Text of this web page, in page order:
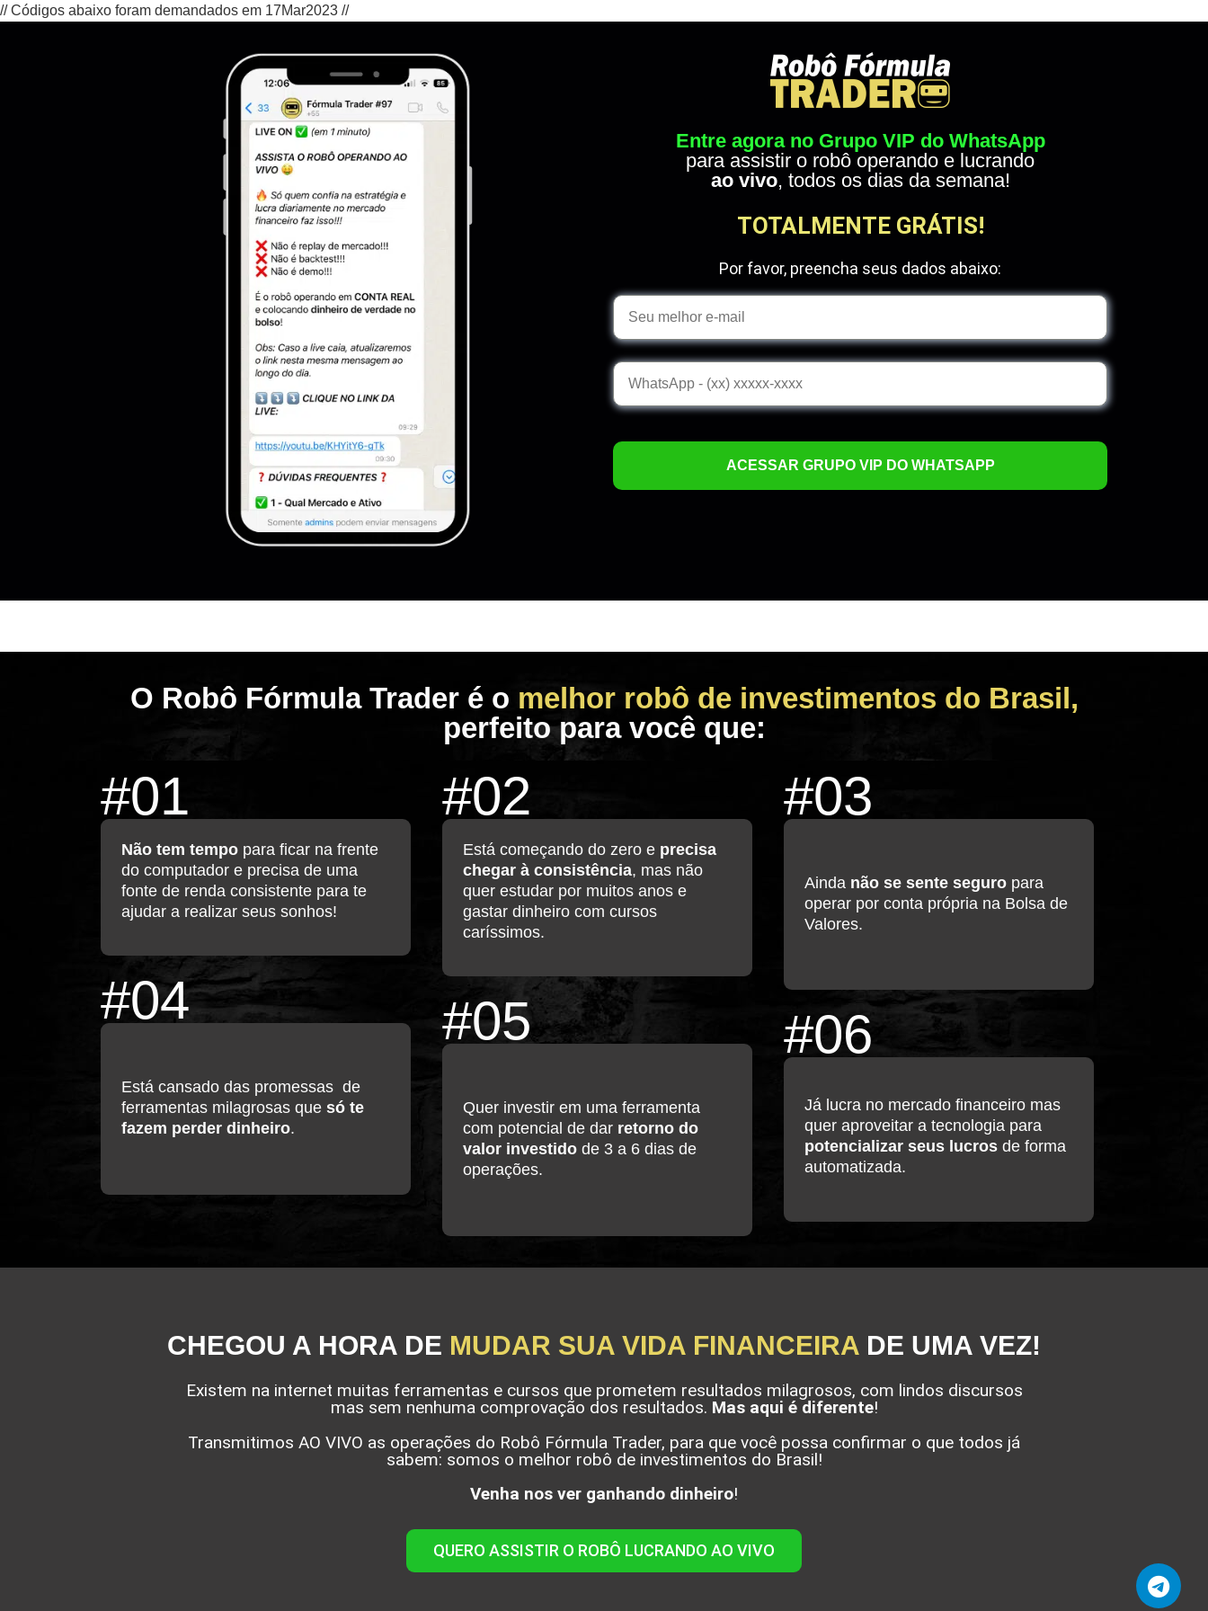
// Códigos abaixo foram demandados em 17Mar2023 //
Entre agora no Grupo VIP do WhatsApp
para assistir o robô operando e lucrando
ao vivo, todos os dias da semana!
TOTALMENTE GRÁTIS!
Por favor, preencha seus dados abaixo:
O Robô Fórmula Trader é o melhor robô de investimentos do Brasil,
perfeito para você que:
#01
Não tem tempo para ficar na frente
do computador e precisa de uma
fonte de renda consistente para te
ajudar a realizar seus sonhos!
#04
Está cansado das promessas de
ferramentas milagrosas que só te
fazem perder dinheiro.
#02
Está começando do zero e precisa
chegar à consistência, mas não
quer estudar por muitos anos e
gastar dinheiro com cursos
caríssimos.
#05
Quer investir em uma ferramenta
com potencial de dar retorno do
valor investidode 3 a 6 dias de
operações.
#03
Ainda não se sente seguropara
operar por conta própria na Bolsa de
Valores.
#06
Já lucra no mercado financeiro mas
quer aproveitar a tecnologia para
potencializar seus lucrosde forma
automatizada.
CHEGOU A HORA DE MUDAR SUA VIDA FINANCEIRA DE UMA VEZ!
Existem na internet muitas ferramentas e cursos que prometem resultados milagrosos, com lindos discursos
mas sem nenhuma comprovação dos resultados. Mas aqui é diferente!
Transmitimos AO VIVO as operações do Robô Fórmula Trader, para que você possa confirmar o que todos já
sabem: somos o melhor robô de investimentos do Brasil!
Venha nos ver ganhando dinheiro!
QUERO ASSISTIR O ROBÔ LUCRANDO AO VIVO